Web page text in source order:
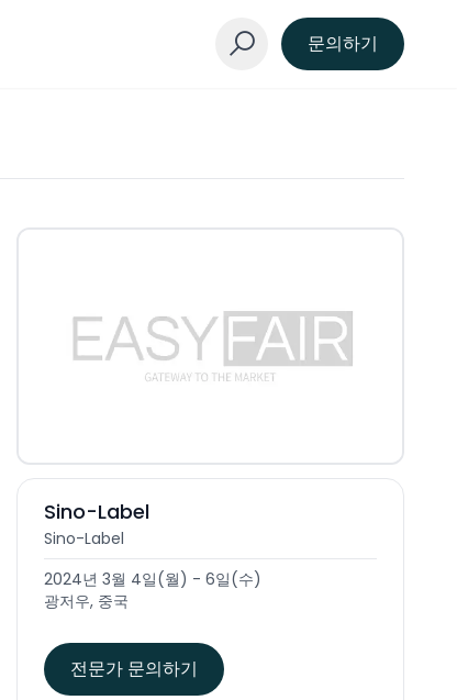
문의하기
Sino-Label
Sino-Label
2024년 3월 4일(월) - 6일(수)
광저우, 중국
전문가 문의하기